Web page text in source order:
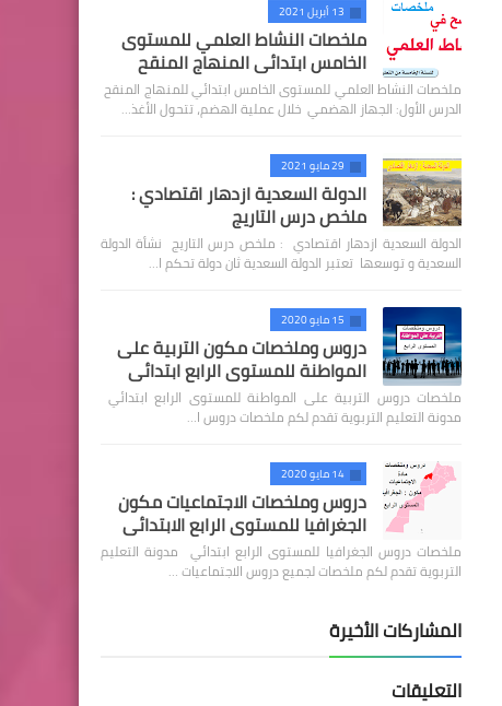
13 أبريل 2021
ملخصات النشاط العلمي للمستوى
الخامس ابتدائي المنهاج المنقح
ملخصات النشاط العلمي للمستوى الخامس ابتدائي للمنهاج المنقح
الدرس الأول: الجهاز الهضمي خلال عملية الهضم، تتحول الأغذ…
29 مايو 2021
الدولة السعدية ازدهار اقتصادي :
ملخص درس التاريج
الدولة السعدية ازدهار اقتصادي : ملخص درس التاريج نشأة الدولة
السعدية و توسعها تعتبر الدولة السعدية ثان دولة تحكم ا…
15 مايو 2020
دروس وملخصات مكون التربية على
المواطنة للمستوى الرابع ابتدائي
ملخصات دروس التربية على المواطنة للمستوى الرابع ابتدائي
مدونة التعليم التربوية تقدم لكم ملخصات دروس ا…
14 مايو 2020
دروس وملخصات الاجتماعيات مكون
الجغرافيا للمستوى الرابع الابتدائي
ملخصات دروس الجغرافيا للمستوى الرابع ابتدائي مدونة التعليم
التربوية تقدم لكم ملخصات لجميع دروس الاجتماعيات …
المشاركات الأخيرة
التعليقات